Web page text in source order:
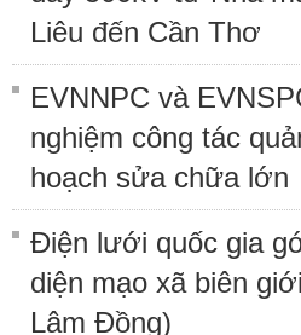
Liêu đến Cần Thơ
EVNNPC và
nghiệm công tác
hoạch sửa chữa lớn
Điện lưới quốc gia
diện mạo xã biên
Lâm Đồng)